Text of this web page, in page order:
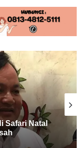
Humanis